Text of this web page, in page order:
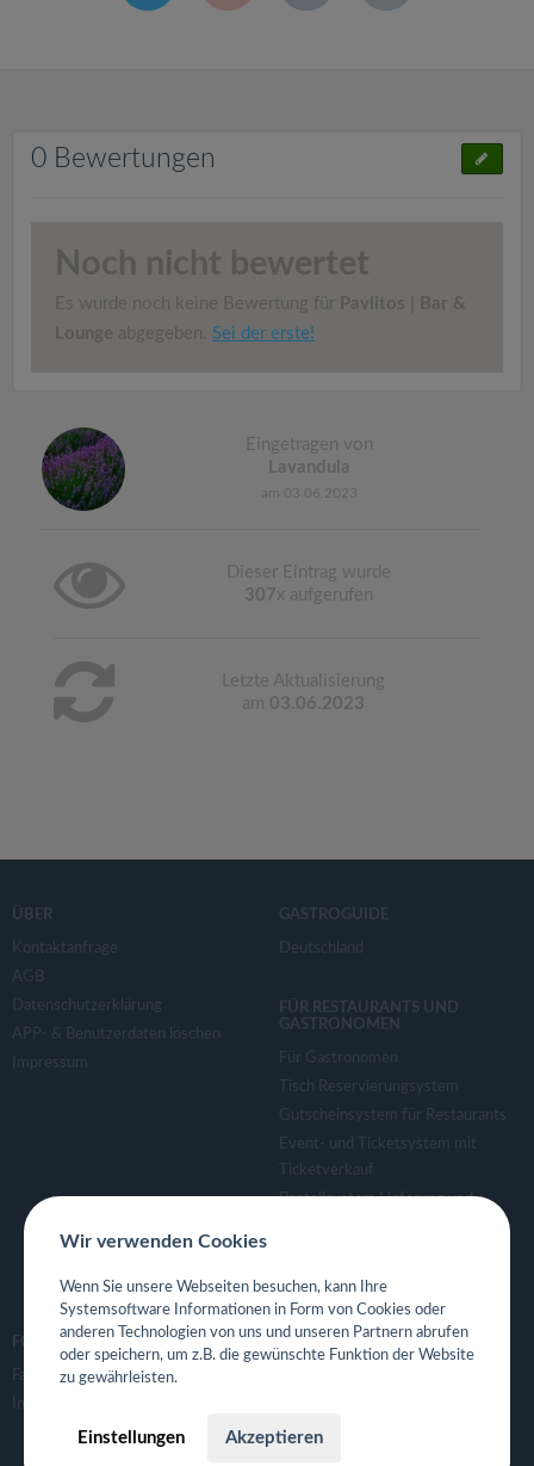
0 Bewertungen
Noch nicht bewertet
Es wurde noch keine Bewertung für Pavlitos | Bar &
Lounge abgegeben. Sei der erste!
Eingetragen von
Lavandula
am 03.06.2023
Dieser Eintrag wurde
307x aufgerufen
Letzte Aktualisierung
am 03.06.2023
ÜBER
Kontaktanfrage
AGB
Datenschutzerklärung
APP- & Benutzerdaten löschen
Impressum
GASTROGUIDE
Deutschland
FÜR RESTAURANTS UND
GASTRONOMEN
Für Gastronomen
Tisch Reservierungsystem
Gutscheinsystem für Restaurants
Event- und Ticketsystem mit
Ticketverkauf
Bestellsystem Lieferung und
Eigene App für Restaurant
FOLGE UNS
Facebook
Instagram
Wir verwenden Cookies
Wenn Sie unsere Webseiten besuchen, kann Ihre
Systemsoftware Informationen in Form von Cookies oder
anderen Technologien von uns und unseren Partnern abrufen
oder speichern, um z.B. die gewünschte Funktion der Website
zu gewährleisten.
Einstellungen Akzeptieren